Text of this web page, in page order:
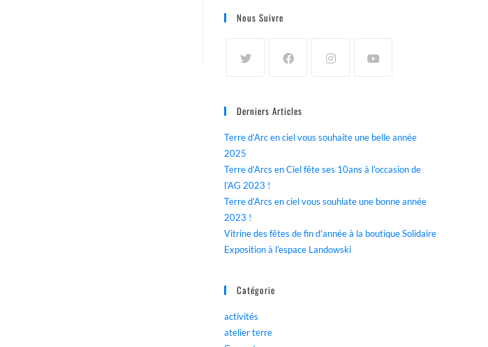
Nous Suivre
Derniers Articles
Terre d’Arc en ciel vous souhaite une belle année
2025
Terre d’Arcs en Ciel fête ses 10ans à l’occasion de
l’AG 2023 !
Terre d’Arcs en ciel vous souhiate une bonne année
2023 !
Vitrine des fêtes de fin d’année à la boutique Solidaire
Exposition à l’espace Landowski
Catégorie
activités
atelier terre